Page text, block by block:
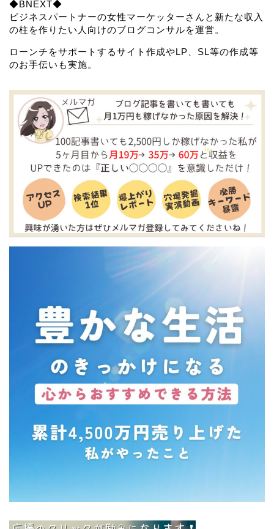
◆BNEXT◆
ビジネスパートナーの女性マーケッターさんと新たな収入
の柱を作りたい人向けのブログコンサルを運営。
ローンチをサポートするサイト作成やLP、SL等の作成等
のお手伝いも実施。